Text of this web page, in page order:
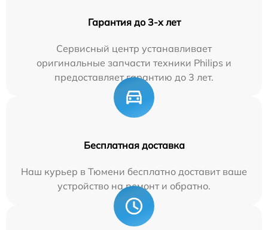
Гарантия до 3-х лет
Сервисный центр устанавливает
оригинальные запчасти техники Philips и
предоставляет гарантию до 3 лет.
Бесплатная доставка
Наш курьер в Тюмени бесплатно доставит ваше
устройство на ремонт и обратно.